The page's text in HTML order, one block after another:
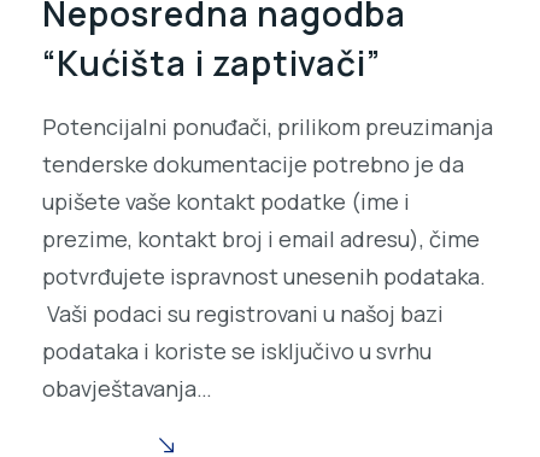
Neposredna nagodba
“Kućišta i zaptivači”
Potencijalni ponuđači, prilikom preuzimanja
tenderske dokumentacije potrebno je da
upišete vaše kontakt podatke (ime i
prezime, kontakt broj i email adresu), čime
potvrđujete ispravnost unesenih podataka.
Vaši podaci su registrovani u našoj bazi
podataka i koriste se isključivo u svrhu
obavještavanja…